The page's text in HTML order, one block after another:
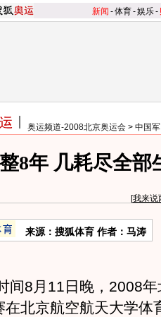
新闻 -体育-娱乐-
奥运频道-2008北京奥运会 > 中国
8年 几耗尽全部
[我来说
来源：搜狐体育 作者：马涛
8月11日晚，2008年
北京航空航天大学体